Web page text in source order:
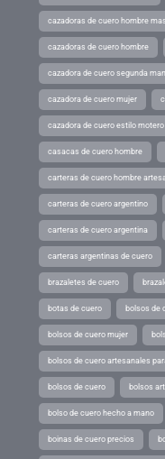
cazadoras de cuero hombre
cazadoras de cuero hombre
cazadora de cuero segunda
cazadora de cuero mujer
cazadora de cuero estilo motero
casacas de cuero hombre
carteras de cuero hombre
carteras de cuero argentino
carteras de cuero argentina
carteras argentinas de cuero
brazaletes de cuero
botas de cuero bolsos de
bolsos de cuero mujer
bolsos de cuero artesanales
bolsos de cuero bolsos
bolso de cuero hecho a mano
boinas de cuero precios